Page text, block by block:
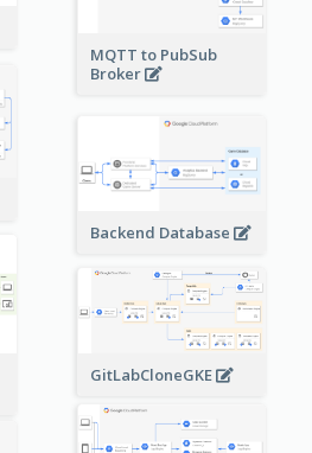
MQTT to PubSub
Broker
Backend Database
GitLabCloneGKE